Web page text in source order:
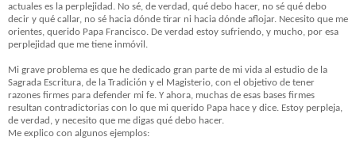
actuales es la perplejidad. No sé, de verdad, qué debo hacer, no sé qué debo
decir y qué callar, no sé hacia dónde tirar ni hacia dónde aflojar. Necesito que me
orientes, querido Papa Francisco. De verdad estoy sufriendo, y mucho, por esa
perplejidad que me tiene inmóvil.
Mi grave problema es que he dedicado gran parte de mi vida al estudio de la
Sagrada Escritura, de la Tradición y el Magisterio, con el objetivo de tener
razones firmes para defender mi fe. Y ahora, muchas de esas bases firmes
resultan contradictorias con lo que mi querido Papa hace y dice. Estoy perpleja,
de verdad, y necesito que me digas qué debo hacer.
Me explico con algunos ejemplos: